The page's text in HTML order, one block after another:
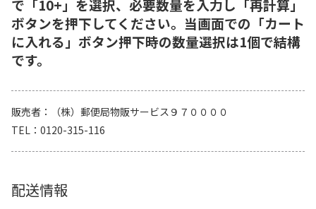
で「10+」を選択、必要数量を入力し「再計算」
ボタンを押下してください。当画面での「カート
に入れる」ボタン押下時の数量選択は1個で結構
です。
販売者
（株）郵便局物販サービス９７００００
TEL
0120-315-116
配送情報